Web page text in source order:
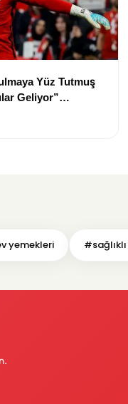
Yüz Tutmuş
Geliyor”
yemekleri